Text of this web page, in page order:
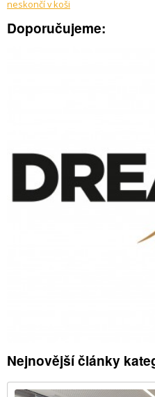
neskončí v koši
Doporučujeme:
Nejnovější články